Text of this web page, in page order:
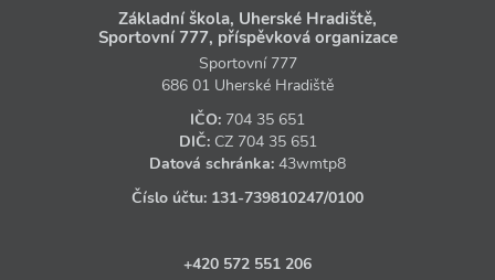
Základní škola, Uherské Hradiště,
Sportovní 777, příspěvková organizace
Sportovní 777
686 01 Uherské Hradiště
IČO: 704 35 651
DIČ: CZ 704 35 651
Datová schránka: 43wmtp8
Číslo účtu: 131‑739810247/0100
+420 572 551 206